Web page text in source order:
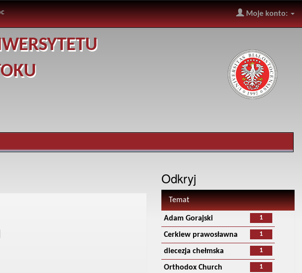
Moje konto:
Odkryj
Temat
1
Adam Gorajski
1
Cerkiew prawosławna
1
diecezja chełmska
1
Orthodox Church